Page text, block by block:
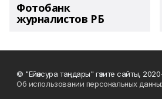
Фотобанк
журналистов РБ
© "Ейәнсура таңдары" гәзите сайты,
Об использовании персональных